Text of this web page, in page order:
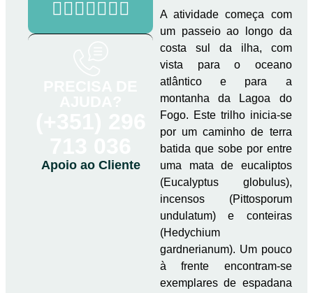
A atividade começa com
um passeio ao longo da
costa sul da ilha, com
vista para o oceano
atlântico e para a
montanha da Lagoa do
Fogo. Este trilho inicia-se
por um caminho de terra
batida que sobe por entre
uma mata de eucaliptos
(Eucalyptus globulus),
incensos (Pittosporum
undulatum) e conteiras
(Hedychium
gardnerianum). Um pouco
à frente encontram-se
exemplares de espadana
Apoio ao Cliente